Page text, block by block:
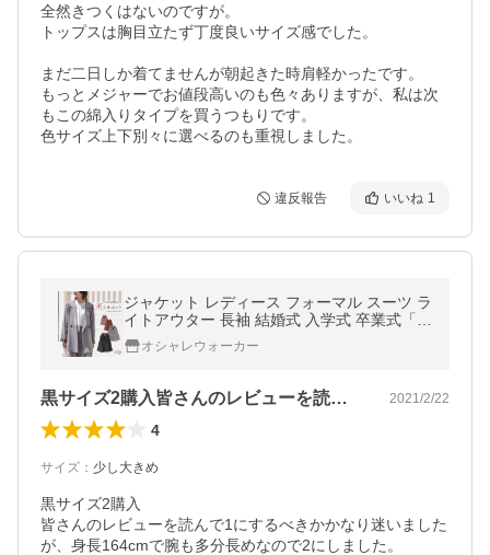
全然きつくはないのですが。
トップスは胸目立たず丁度良いサイズ感でした。
まだ二日しか着てませんが朝起きた時肩軽かったです。
もっとメジャーでお値段高いのも色々ありますが、私は次
もこの綿入りタイプを買うつもりです。
色サイズ上下別々に選べるのも重視しました。
違反報告 いいね 1
ジャケット レディース フォーマル スーツ ラ
イトアウター 長袖 結婚式 入学式 卒業式「送
料無料」「メール便不可」「20」
オシャレウォーカー
黒サイズ2購入皆さんのレビューを読んで… 2021/2/22
4
サイズ ： 少し大きめ
黒サイズ2購入
皆さんのレビューを読んで1にするべきかかなり迷いました
が、身長164cmで腕も多分長めなので2にしました。